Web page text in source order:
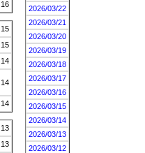
16
15
15
14
14
14
13
13
2026/03/22
2026/03/21
2026/03/20
2026/03/19
2026/03/18
2026/03/17
2026/03/16
2026/03/15
2026/03/14
2026/03/13
2026/03/12